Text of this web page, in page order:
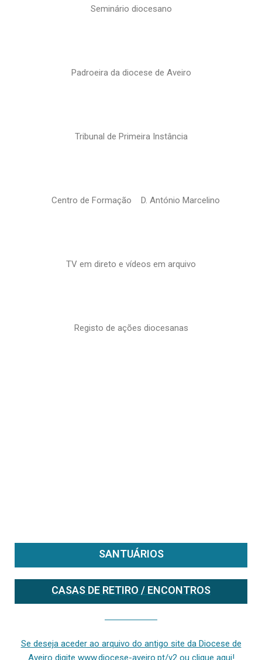
Seminário diocesano
Padroeira da diocese de Aveiro
Tribunal de Primeira Instância
Centro de Formação D. António Marcelino
TV em direto e vídeos em arquivo
Registo de ações diocesanas
SANTUÁRIOS
CASAS DE RETIRO / ENCONTROS
Se deseja aceder ao arquivo do antigo site da Diocese de
Aveiro digite www.diocese-aveiro.pt/v2 ou clique aqui!